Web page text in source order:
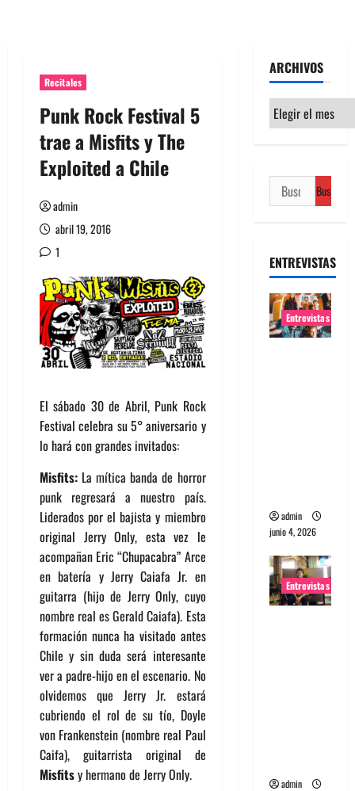
Recitales
Punk Rock Festival 5
trae a Misfits y The
Exploited a Chile
admin
abril 19, 2016
1
El sábado 30 de Abril, Punk Rock
Festival celebra su 5° aniversario y
lo hará con grandes invitados:
Misfits: La mítica banda de horror
punk regresará a nuestro país.
Liderados por el bajista y miembro
original Jerry Only, esta vez le
acompañan Eric “Chupacabra” Arce
en batería y Jerry Caiafa Jr. en
guitarra (hijo de Jerry Only, cuyo
nombre real es Gerald Caiafa). Esta
formación nunca ha visitado antes
Chile y sin duda será interesante
ver a padre-hijo en el escenario. No
olvidemos que Jerry Jr. estará
cubriendo el rol de su tío, Doyle
von Frankenstein (nombre real Paul
Caifa), guitarrista original de
Misfitsy hermano de Jerry Only.
ARCHIVOS
Archivos
Buscar:
ENTREVISTAS
Entrevistas
admin
junio 4, 2026
Entrevistas
admin